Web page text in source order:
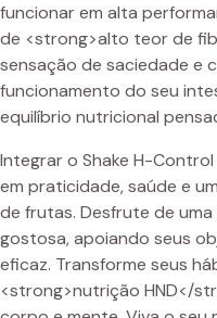
funcionar em alta
de <strong>alto teor de
sensação de saciedade e
funcionamento do seu
equilíbrio nutricional
Integrar o Shake H-
em praticidade, saúde e
de frutas. Desfrute de
gostosa, apoiando seus
eficaz. Transforme seus
<strong>nutrição HND</